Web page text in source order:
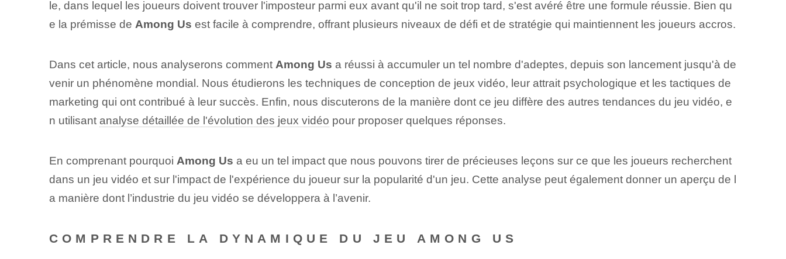
le, dans lequel les joueurs doivent trouver l'imposteur parmi eux avant qu'il ne soit trop tard, s'est avéré être une formule réussie. Bien qu
e la prémisse de Among Us est facile à comprendre, offrant plusieurs niveaux de défi et de stratégie qui maintiennent les joueurs accros.
Dans cet article, nous analyserons comment Among Us a réussi à accumuler un tel nombre d'adeptes, depuis son lancement jusqu'à de
venir un phénomène mondial. Nous étudierons les techniques de conception de jeux vidéo, leur attrait psychologique et les tactiques de
marketing qui ont contribué à leur succès. Enfin, nous discuterons de la manière dont ce jeu diffère des autres tendances du jeu vidéo, e
n utilisant analyse détaillée de l'évolution des jeux vidéo pour proposer quelques réponses.
En comprenant pourquoi Among Us a eu un tel impact que nous pouvons tirer de précieuses leçons sur ce que les joueurs recherchent
dans un jeu vidéo et sur l'impact de l'expérience du joueur sur la popularité d'un jeu. Cette analyse peut également donner un aperçu de l
a manière dont l’industrie du jeu vidéo se développera à l’avenir.
COMPRENDRE LA DYNAMIQUE DU JEU AMONG US